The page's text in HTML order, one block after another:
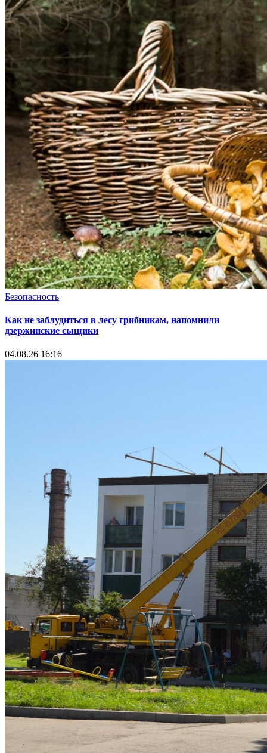
Безопасность
Как не заблудиться в лесу грибникам, напомнили
дзержинские сыщики
04.08.26 16:16